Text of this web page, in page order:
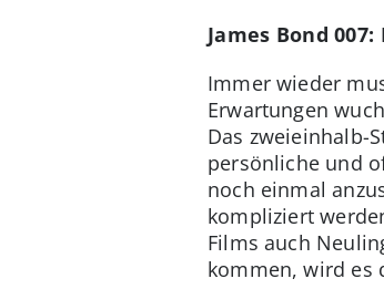
James Bond
Immer wieder
Erwartungen
Das zweieinhalb-
persönliche und
noch einmal
kompliziert
Films auch
kommen, wird es